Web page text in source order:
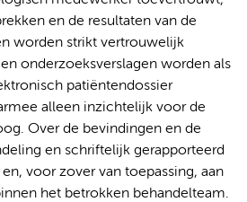
en de resultaten van de
worden strikt vertrouwelijk
onderzoeksverslagen worden als
patiëntendossier
alleen inzichtelijk voor de
Over de bevindingen en de
en schriftelijk gerapporteerd
voor zover van toepassing, aan
het betrokken behandelteam.